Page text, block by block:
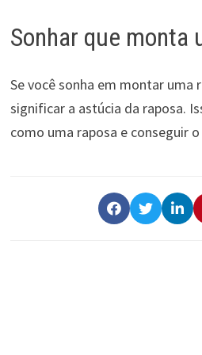
Sonhar que monta
Se você sonha em montar uma
significar a astúcia da raposa.
como uma raposa e conseguir